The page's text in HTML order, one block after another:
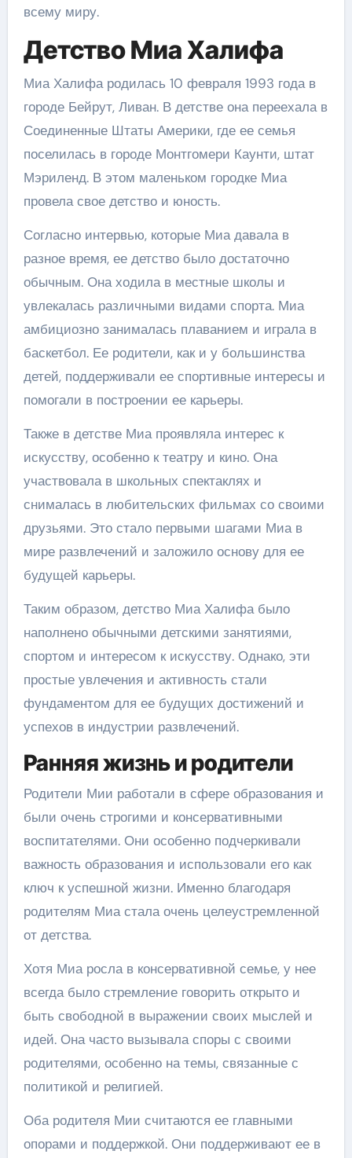
всему миру.
Детство Миа Халифа
Миа Халифа родилась 10 февраля 1993 года в
городе Бейрут, Ливан. В детстве она переехала в
Соединенные Штаты Америки, где ее семья
поселилась в городе Монтгомери Каунти, штат
Мэриленд. В этом маленьком городке Миа
провела свое детство и юность.
Согласно интервью, которые Миа давала в
разное время, ее детство было достаточно
обычным. Она ходила в местные школы и
увлекалась различными видами спорта. Миа
амбициозно занималась плаванием и играла в
баскетбол. Ее родители, как и у большинства
детей, поддерживали ее спортивные интересы и
помогали в построении ее карьеры.
Также в детстве Миа проявляла интерес к
искусству, особенно к театру и кино. Она
участвовала в школьных спектаклях и
снималась в любительских фильмах со своими
друзьями. Это стало первыми шагами Миа в
мире развлечений и заложило основу для ее
будущей карьеры.
Таким образом, детство Миа Халифа было
наполнено обычными детскими занятиями,
спортом и интересом к искусству. Однако, эти
простые увлечения и активность стали
фундаментом для ее будущих достижений и
успехов в индустрии развлечений.
Ранняя жизнь и родители
Родители Мии работали в сфере образования и
были очень строгими и консервативными
воспитателями. Они особенно подчеркивали
важность образования и использовали его как
ключ к успешной жизни. Именно благодаря
родителям Миа стала очень целеустремленной
от детства.
Хотя Миа росла в консервативной семье, у нее
всегда было стремление говорить открыто и
быть свободной в выражении своих мыслей и
идей. Она часто вызывала споры с своими
родителями, особенно на темы, связанные с
политикой и религией.
Оба родителя Мии считаются ее главными
опорами и поддержкой. Они поддерживают ее в